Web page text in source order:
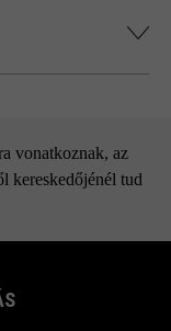
vonatkoznak, az
kereskedőjénél tud